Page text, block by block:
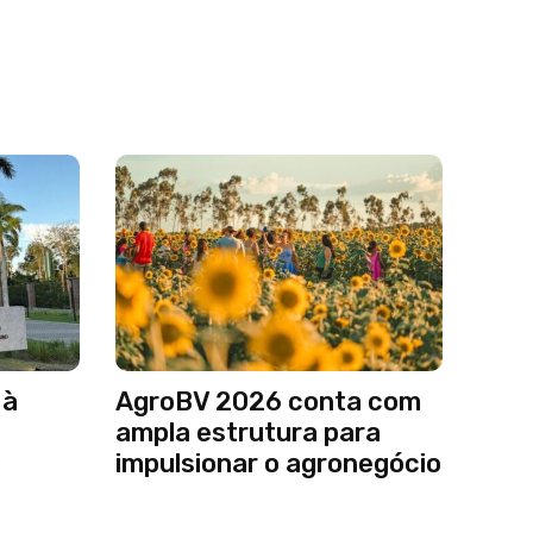
AgroBV 2026 conta com
ampla estrutura para
impulsionar o agronegócio